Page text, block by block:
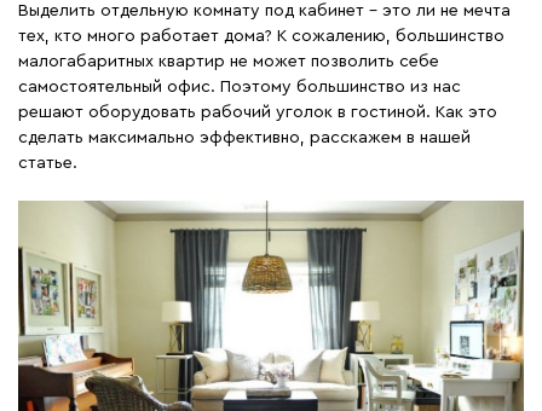
Выделить отдельную комнату под кабинет – это ли не мечта
тех, кто много работает дома? К сожалению, большинство
малогабаритных квартир не может позволить себе
самостоятельный офис. Поэтому большинство из нас
решают оборудовать рабочий уголок в гостиной. Как это
сделать максимально эффективно, расскажем в нашей
статье.